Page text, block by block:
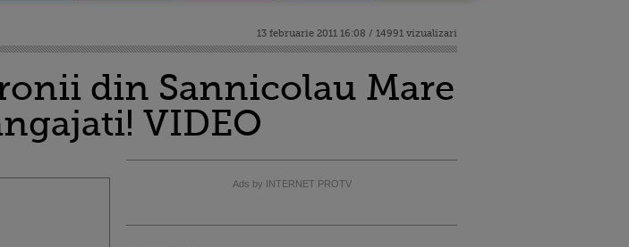
13 februarie 2011 16:08 / 14991 vizualizari
din Sannicolau Mare
VIDEO
Ads by INTERNET PROTV